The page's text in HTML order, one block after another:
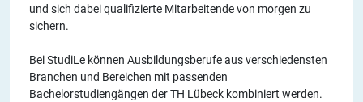
und sich dabei qualifizierte Mitarbeitende von morgen zu
sichern.
Bei StudiLe können Ausbildungsberufe aus verschiedensten
Branchen und Bereichen mit passenden
Bachelorstudiengängen der TH Lübeck kombiniert werden.